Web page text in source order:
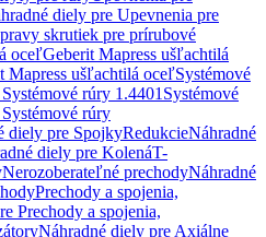
diely pre Upevnenia pre
skrutiek pre prírubové
oceľGeberit Mapress ušľachtilá
Mapress ušľachtilá oceľSystémové
rúry 1.4401 Systémové
rúry
diely pre SpojkyRedukcieNáhradné
diely pre KolenáT-
Nerozoberateľné prechodyNáhradné
Prechody a spojenia,
Prechody a spojenia,
Náhradné diely pre Axiálne